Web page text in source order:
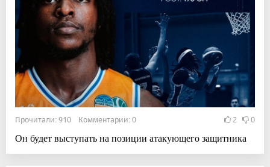
Прочитали: 910 Комментарии: 0 2 0
Он будет выступать на позиции атакующего защитника